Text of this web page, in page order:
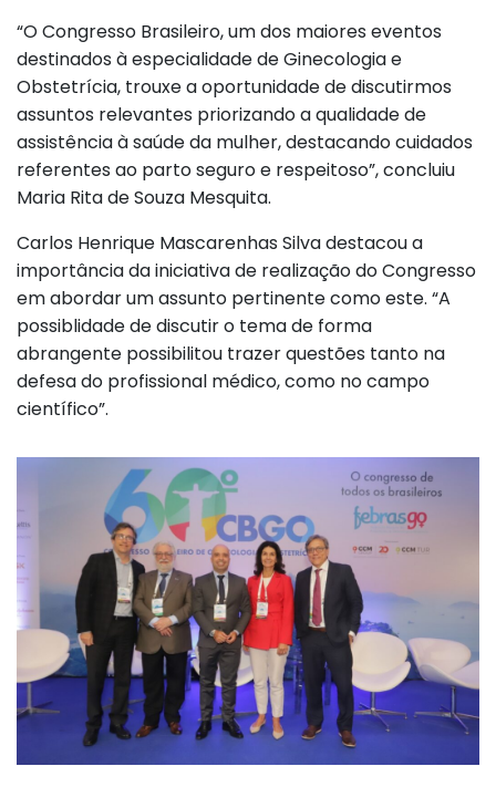
“O Congresso Brasileiro, um dos maiores eventos
destinados à especialidade de Ginecologia e
Obstetrícia, trouxe a oportunidade de discutirmos
assuntos relevantes priorizando a qualidade de
assistência à saúde da mulher, destacando cuidados
referentes ao parto seguro e respeitoso”, concluiu
Maria Rita de Souza Mesquita.
Carlos Henrique Mascarenhas Silva destacou a
importância da iniciativa de realização do Congresso
em abordar um assunto pertinente como este. “A
possiblidade de discutir o tema de forma
abrangente possibilitou trazer questões tanto na
defesa do profissional médico, como no campo
científico”.